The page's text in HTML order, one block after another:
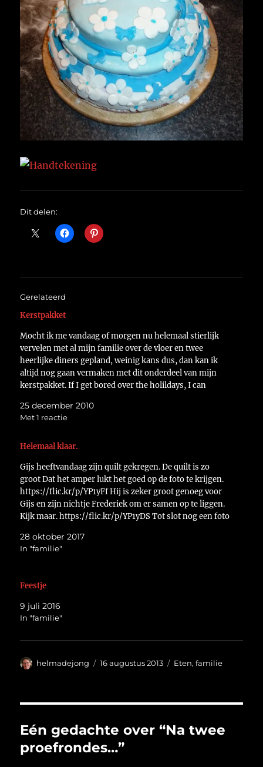
Dit delen:
Gerelateerd
Kerstpakket
Mocht ik me vandaag of morgen nu helemaal stierlijk
vervelen met al mijn familie over de vloer en twee
heerlijke diners gepland, weinig kans dus, dan kan ik
altijd nog gaan vermaken met dit onderdeel van mijn
kerstpakket. If I get bored over the holildays, I can
25 december 2010
Met 1 reactie
Helemaal klaar.
Gijs heeftvandaag zijn quilt gekregen. De quilt is zo
groot Dat het amper lukt het goed op de foto te krijgen.
https://flic.kr/p/YP1yFf Hij is zeker groot genoeg voor
Gijs en zijn nichtje Frederiek om er samen op te liggen.
Kijk maar. https://flic.kr/p/YP1yDS Tot slot nog een foto
28 oktober 2017
In "familie"
Feestje
9 juli 2016
In "familie"
Auteur
helmadejong
Geplaatst
16 augustus 2013 Categorieën
Eten,familie
Eén gedachte over “Na twee
proefrondes…”